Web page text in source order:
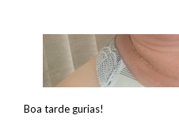
Boa tarde gurias!